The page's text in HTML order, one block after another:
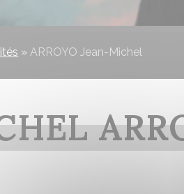
»ARROYO Jean-Michel